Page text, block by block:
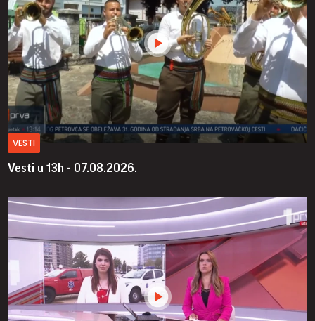
VESTI
Vesti u 13h - 07.08.2026.